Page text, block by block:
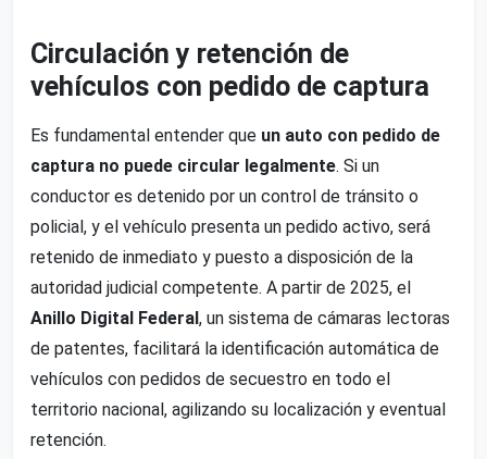
Circulación y retención de
vehículos con pedido de captura
Es fundamental entender que un auto con pedido de
captura no puede circular legalmente. Si un
conductor es detenido por un control de tránsito o
policial, y el vehículo presenta un pedido activo, será
retenido de inmediato y puesto a disposición de la
autoridad judicial competente. A partir de 2025, el
Anillo Digital Federal, un sistema de cámaras lectoras
de patentes, facilitará la identificación automática de
vehículos con pedidos de secuestro en todo el
territorio nacional, agilizando su localización y eventual
retención.